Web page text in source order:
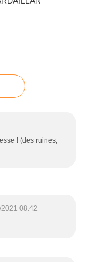
! (des ruines,
08:42